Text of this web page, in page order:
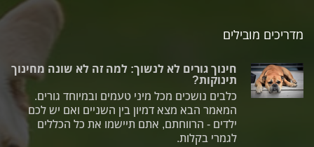
מדריכים מובילים
חינוך גורים לא לנשוך: למה זה לא שונה מחינוך
תינוקות?
כלבים נושכים מכל מיני טעמים ובמיוחד גורים.
המאמר הבא מצא דמיון בין השניים ואם יש לכם
ילדים - הרווחתם, אתם תיישמו את כל הכללים
לגמרי בקלות.